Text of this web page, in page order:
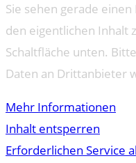
Sie sehen gerade
den eigentlichen Inhalt
Schaltfläche unten.
Daten an Drittanbieter
Mehr Informationen
Inhalt entsperren
Erforderlichen Service